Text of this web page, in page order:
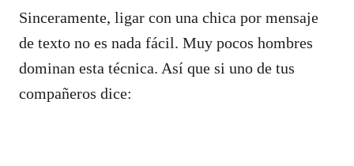
Sinceramente, ligar con una chica por mensaje
de texto no es nada fácil. Muy pocos hombres
dominan esta técnica. Así que si uno de tus
compañeros dice: